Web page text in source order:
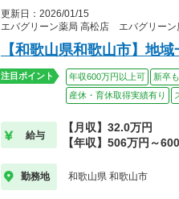
和歌山県和歌山市
この求人を見る
あ
更新日：2026/01/15
エバグリーン薬局 高松店 エバグリーン
【和歌山県和歌山市】地
注目ポイント 年収600万円以上可 新卒
産休・育休取得実績有り
給与
【月収】32.0万円
【年収】506万円～
勤務地 和歌山県 和歌山市